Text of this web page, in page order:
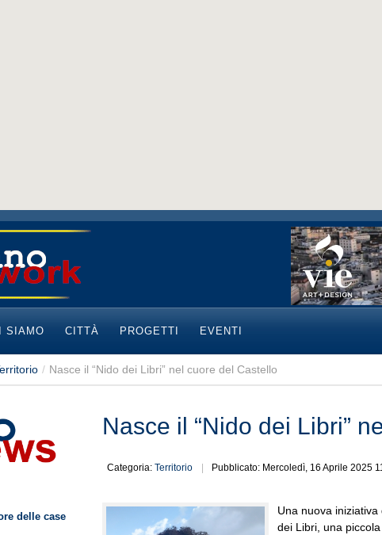
SIAMO CITTÀ PROGETTI EVENTI
/ Nasce il “Nido dei Libri” nel cuore del Castello
delle case
Nasce il “Nido dei Libri”
Categoria: Territorio Pubblicato: Mercoledì, 16 Aprile 2025
Una nuova
dei Libri, una